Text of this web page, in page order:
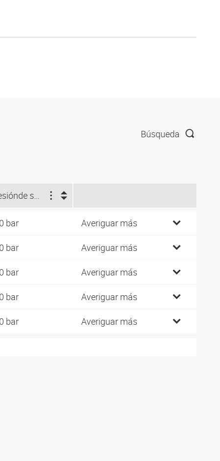
Búsqueda
de servicio (bar)
bar Averiguar más
bar Averiguar más
bar Averiguar más
bar Averiguar más
bar Averiguar más